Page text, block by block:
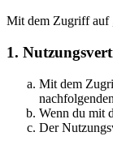
Mit dem Zugriff auf
1.
Mit dem
Wenn du mit
Der